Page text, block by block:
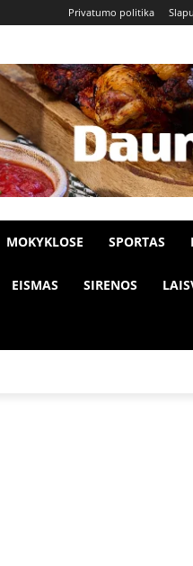
Privatumo politika
MOKYKLOSE SPORTAS
EISMAS SIRENOS